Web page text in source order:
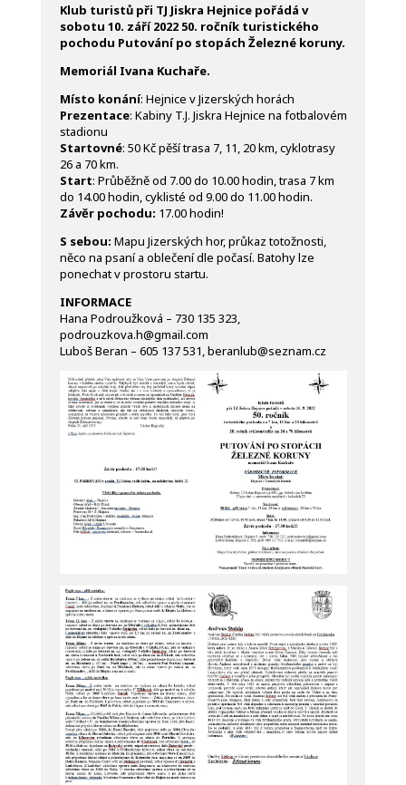
Klub turistů při TJ Jiskra Hejnice pořádá v
sobotu 10. září 2022 50. ročník turistického
pochodu Putování po stopách Železné koruny.
Memoriál Ivana Kuchaře.
Místo konání: Hejnice v Jizerských horách
Prezentace: Kabiny T.J. Jiskra Hejnice na fotbalovém
stadionu
Startovné: 50 Kč pěší trasa 7, 11, 20 km, cyklotrasy
26 a 70 km.
Start: Průběžně od 7.00 do 10.00 hodin, trasa 7 km
do 14.00 hodin, cyklisté od 9.00 do 11.00 hodin.
Závěr pochodu: 17.00 hodin!
S sebou: Mapu Jizerských hor, průkaz totožnosti,
něco na psaní a oblečení dle počasí. Batohy lze
ponechat v prostoru startu.
INFORMACE
Hana Podroužková – 730 135 323,
podrouzkova.h@gmail.com
Luboš Beran – 605 137 531, beranlub@seznam.cz